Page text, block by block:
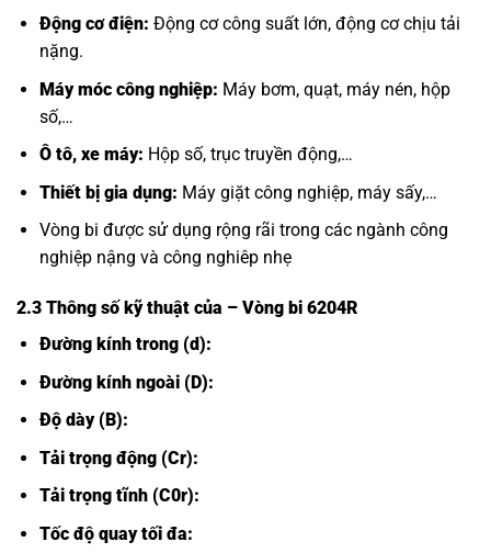
Động cơ điện: Động cơ công suất lớn, động cơ chịu tải
nặng.
Máy móc công nghiệp: Máy bơm, quạt, máy nén, hộp
số,…
Ô tô, xe máy: Hộp số, trục truyền động,…
Thiết bị gia dụng: Máy giặt công nghiệp, máy sấy,…
Vòng bi được sử dụng rộng rãi trong các ngành công
nghiệp nậng và công nghiêp nhẹ
2.3 Thông số kỹ thuật của – Vòng bi 6204R
Đường kính trong (d):
Đường kính ngoài (D):
Độ dày (B):
Tải trọng động (Cr):
Tải trọng tĩnh (C0r):
Tốc độ quay tối đa: